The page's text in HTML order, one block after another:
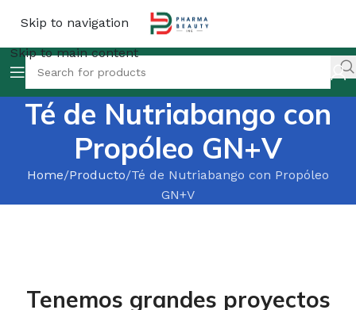
Skip to navigation
Skip to main content
Té de Nutriabango con
Propóleo GN+V
Home Producto Té de Nutriabango con Propóleo
GN+V
Tenemos grandes proyectos